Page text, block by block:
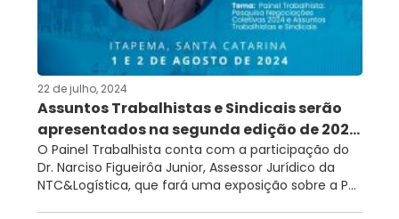
22 de julho, 2024
Assuntos Trabalhistas e Sindicais serão
apresentados na segunda edição de 202...
O Painel Trabalhista conta com a participação do
Dr. Narciso Figueirôa Junior, Assessor Jurídico da
NTC&Logística, que fará uma exposição sobre a P...